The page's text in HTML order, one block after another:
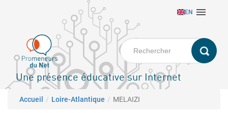
principal
EN 
Une présence éducative sur Internet
Fil d'Ariane
Accueil Loire-Atlantique MELAIZI